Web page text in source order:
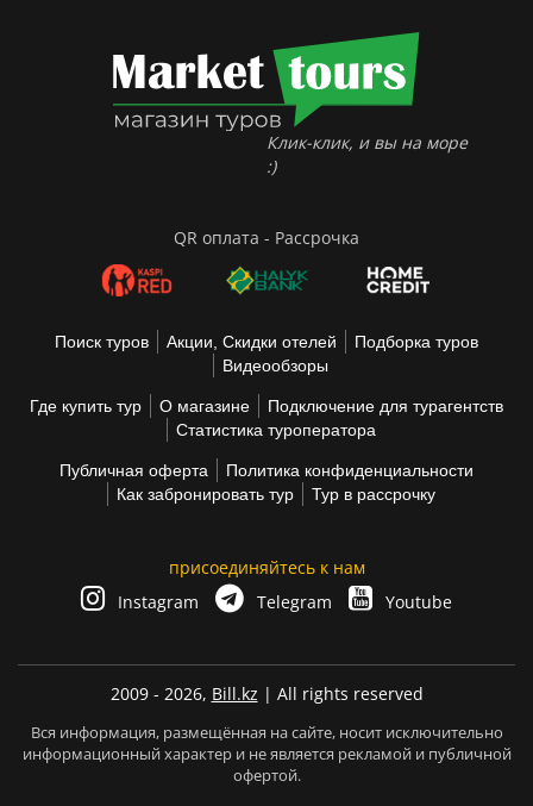
Клик-клик, и вы на море
:)
QR оплата - Рассрочка
Поиск туров Акции, Скидки отелей
Подборка туров
Видеообзоры
Где купить тур О магазине
Подключение для турагентств
Статистика туроператора
Публичная оферта
Политика конфиденциальности
Как забронировать тур
Тур в рассрочку
присоединяйтесь к нам
Instagram
Telegram Youtube
2009 - 2026, Bill.kz | All rights reserved
Вся информация, размещённая на сайте, носит исключительно
информационный характер и не является рекламой и публичной
офертой.